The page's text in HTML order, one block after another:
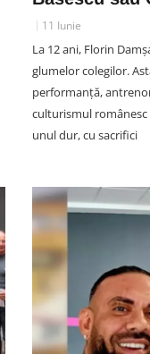
11 Iunie
La 12 ani, Florin
glumelor colegilor.
performanță,
culturismul românesc
unul dur, cu sacrifici